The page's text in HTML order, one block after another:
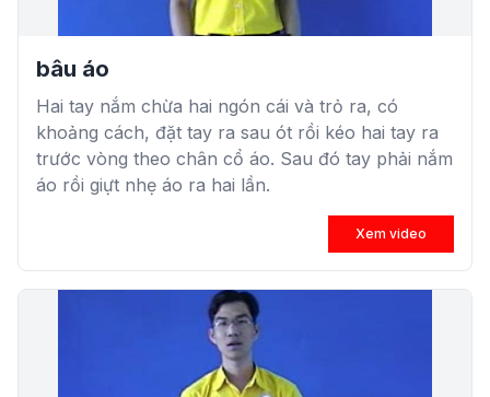
bâu áo
Hai tay nắm chừa hai ngón cái và trỏ ra, có
khoảng cách, đặt tay ra sau ót rồi kéo hai tay ra
trước vòng theo chân cổ áo. Sau đó tay phải nắm
áo rồi giựt nhẹ áo ra hai lần.
Xem video